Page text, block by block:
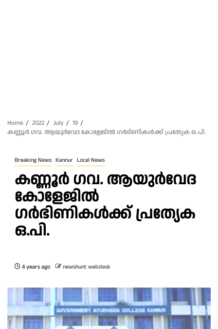
Home 2022 July
19
കണ്ണൂർ ഗവ. ആയുർവേദ കോളേജിൽ ഗർഭിണികൾക്ക്‌ പ്രത്യേക ഒ.പി.
Breaking News Kannur Local News
കണ്ണൂർ ഗവ. ആയുർവേദ
കോളേജിൽ
ഗർഭിണികൾക്ക്‌ പ്രത്യേക
ഒ.പി.
4 years ago newshunt webdesk